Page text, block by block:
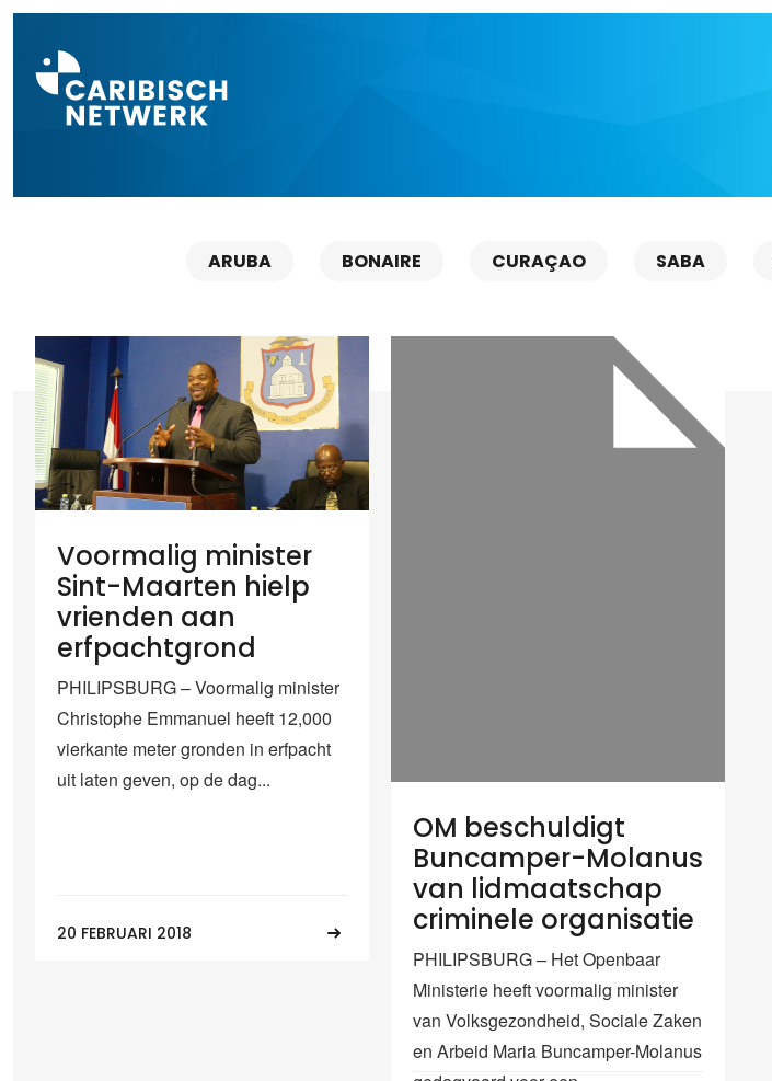
ARUBA BONAIRE CURAÇAO SABA
Voormalig minister
Sint-Maarten hielp
vrienden aan
erfpachtgrond
PHILIPSBURG – Voormalig minister
Christophe Emmanuel heeft 12,000
vierkante meter gronden in erfpacht
uit laten geven, op de dag...
20 FEBRUARI 2018
OM beschuldigt
Buncamper-Molanus
van lidmaatschap
criminele organisatie
PHILIPSBURG – Het Openbaar
Ministerie heeft voormalig minister
van Volksgezondheid, Sociale Zaken
en Arbeid Maria Buncamper-Molanus